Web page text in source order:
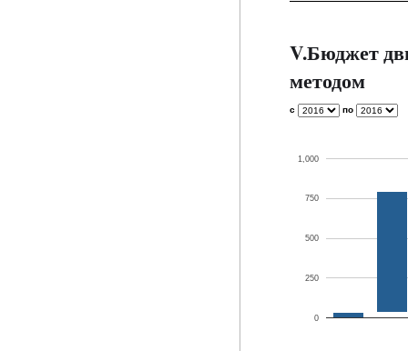
V.Бюджет
методом
с по
0
250
500
750
1,000